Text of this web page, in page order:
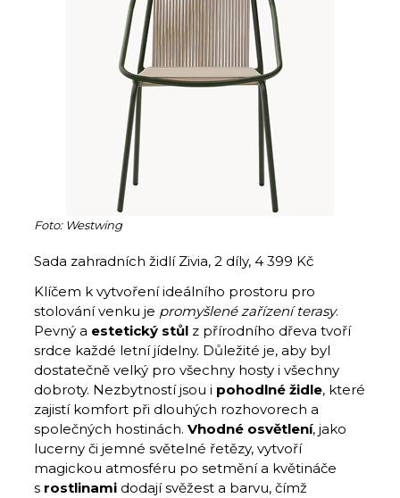
Foto: Westwing
Sada zahradních židlí Zivia, 2 díly, 4 399 Kč
Klíčem k vytvoření ideálního prostoru pro
stolování venku je promyšlené zařízení terasy.
Pevný a estetický stůl z přírodního dřeva tvoří
srdce každé letní jídelny. Důležité je, aby byl
dostatečně velký pro všechny hosty i všechny
dobroty. Nezbytností jsou i pohodlné židle, které
zajistí komfort při dlouhých rozhovorech a
společných hostinách. Vhodné osvětlení, jako
lucerny či jemné světelné řetězy, vytvoří
magickou atmosféru po setmění a květináče
s rostlinami dodají svěžest a barvu, čímž